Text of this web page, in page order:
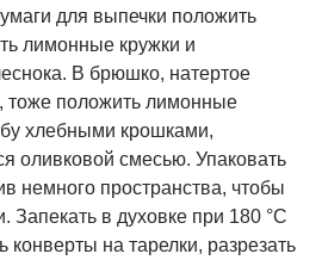
для выпечки положить
лимонные кружки и
В брюшко, натертое
тоже положить лимонные
хлебными крошками,
оливковой смесью. Упаковать
немного пространства, чтобы
Запекать в духовке при 180 °С
конверты на тарелки, разрезать